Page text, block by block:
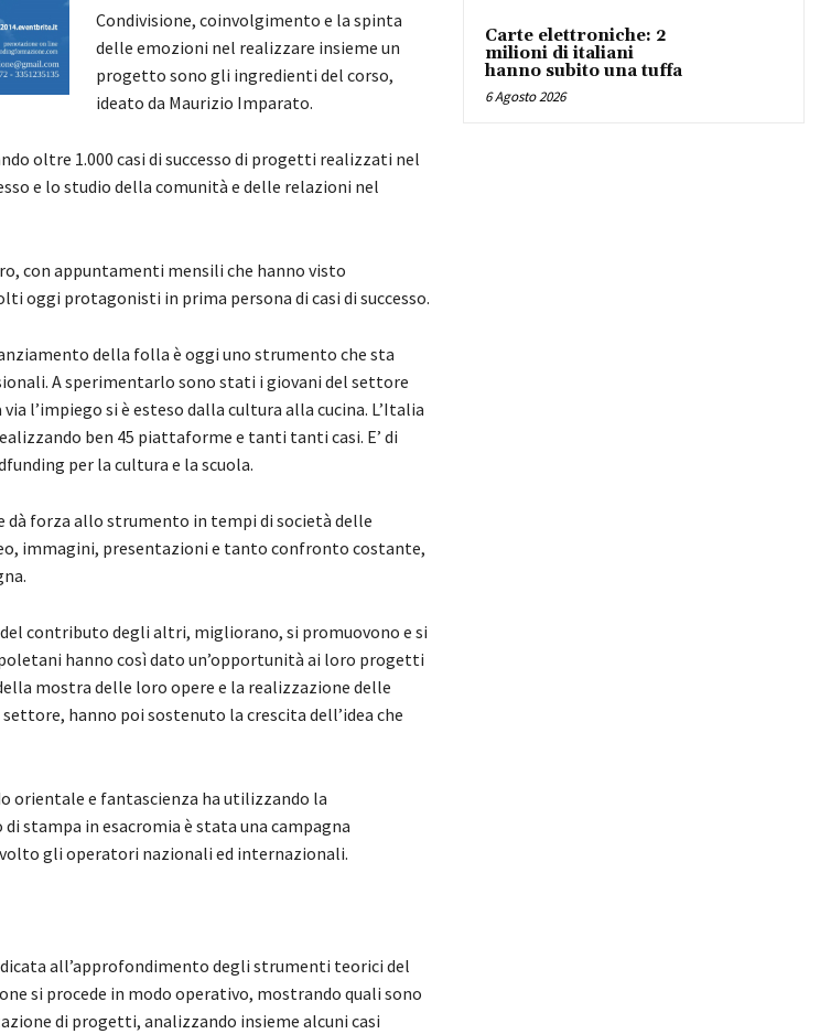
Condivisione, coinvolgimento e la spinta
delle emozioni nel realizzare insieme un
progetto sono gli ingredienti del corso,
ideato da Maurizio Imparato.
oltre 1.000 casi di successo di progetti realizzati nel
e lo studio della comunità e delle relazioni nel
con appuntamenti mensili che hanno visto
oggi protagonisti in prima persona di casi di successo.
della folla è oggi uno strumento che sta
A sperimentarlo sono stati i giovani del settore
l’impiego si è esteso dalla cultura alla cucina. L’Italia
ben 45 piattaforme e tanti tanti casi. E’ di
per la cultura e la scuola.
dà forza allo strumento in tempi di società delle
immagini, presentazioni e tanto confronto costante,
del contributo degli altri, migliorano, si promuovono e si
hanno così dato un’opportunità ai loro progetti
mostra delle loro opere e la realizzazione delle
hanno poi sostenuto la crescita dell’idea che
orientale e fantascienza ha utilizzando la
stampa in esacromia è stata una campagna
gli operatori nazionali ed internazionali.
all’approfondimento degli strumenti teorici del
si procede in modo operativo, mostrando quali sono
di progetti, analizzando insieme alcuni casi
Carte elettroniche: 2
milioni di italiani
hanno subito una tuffa
6 Agosto 2026